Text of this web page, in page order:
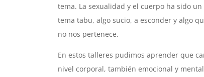
tema. La sexualidad y el cuerpo ha sido un
tema tabu, algo sucio, a esconder y algo
no nos pertenece.
En estos talleres pudimos aprender que
nivel corporal, también emocional y